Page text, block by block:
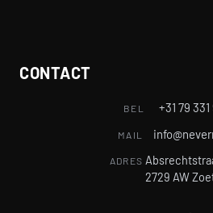
CONTACT
BEL +31 79
MAIL
ADRES
2729 AW